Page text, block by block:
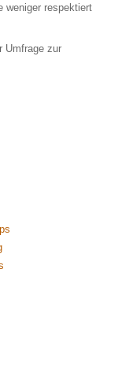
weniger respektiert
Umfrage zur